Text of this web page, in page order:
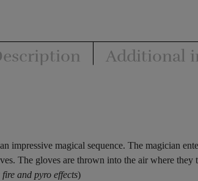
Additional
impressive magical sequence. The magician
The gloves are thrown into the air where
and pyro effects)